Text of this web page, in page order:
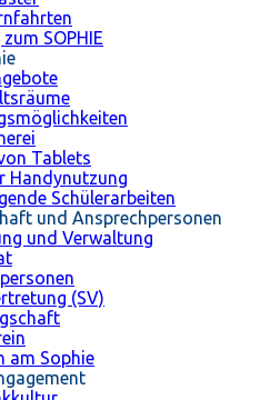
SOPHIE
Tablets
Handynutzung
Schülerarbeiten
und Ansprechpersonen
und Verwaltung
(SV)
am Sophie